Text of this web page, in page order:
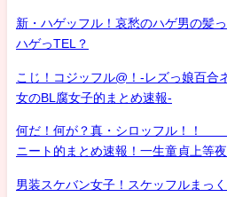
新・ハゲッフル！哀愁のハゲ男の髪
ハゲっTEL？
こじ！コジッフル@！-レズっ娘百合
女のBL腐女子的まとめ速報-
何だ！何が？真・シロッフル！！
ニート的まとめ速報！一生童貞上等夜
男装スケバン女子！スケッフルまっ